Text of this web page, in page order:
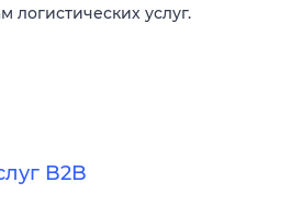
услуг.
B2B